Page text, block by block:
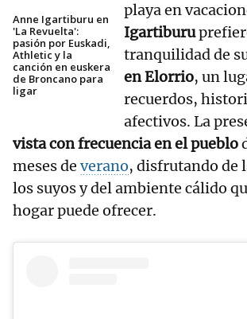
Anne Igartiburu en
'La Revuelta':
pasión por Euskadi,
Athletic y la
canción en euskera
de Broncano para
ligar
playa en
Igartiburu
tranquilidad de
en Elorrio, un
recuerdos,
afectivos. La
vista con frecuencia en el pueblo
meses de verano, disfrutando de
los suyos y del ambiente cálido
hogar puede ofrecer.